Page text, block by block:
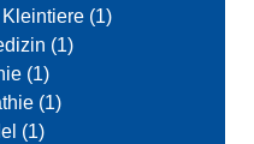
(1)
(1)
(1)
(1)
(1)